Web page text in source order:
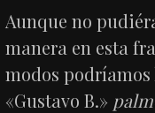
Aunque no
manera en esta
modos
«Gustavo B.»